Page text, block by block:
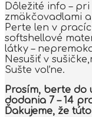
Dôležité info –
zmäkčovadlami
Perte len v
softshellové
látky –
Nesušiť v
Sušte voľne.
Prosím, berte do
dodania 7 – 14
Ďakujeme, že